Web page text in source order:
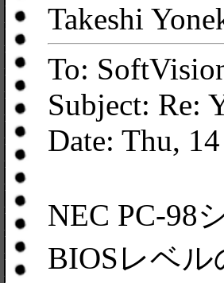
Takeshi
To:
Subject: Re:
Date: Thu,
NEC PC-98
BIOSレベ